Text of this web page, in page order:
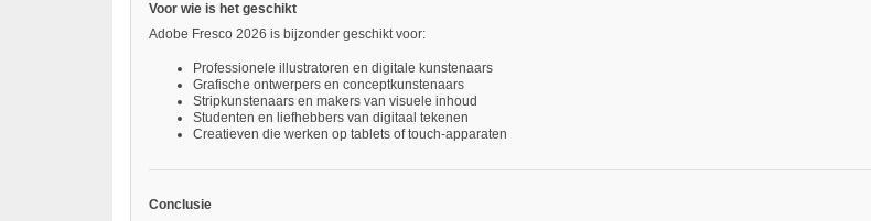
Voor wie is het geschikt
Adobe Fresco 2026 is bijzonder geschikt voor:
Professionele illustratoren en digitale kunstenaars
Grafische ontwerpers en conceptkunstenaars
Stripkunstenaars en makers van visuele inhoud
Studenten en liefhebbers van digitaal tekenen
Creatieven die werken op tablets of touch-apparaten
Conclusie